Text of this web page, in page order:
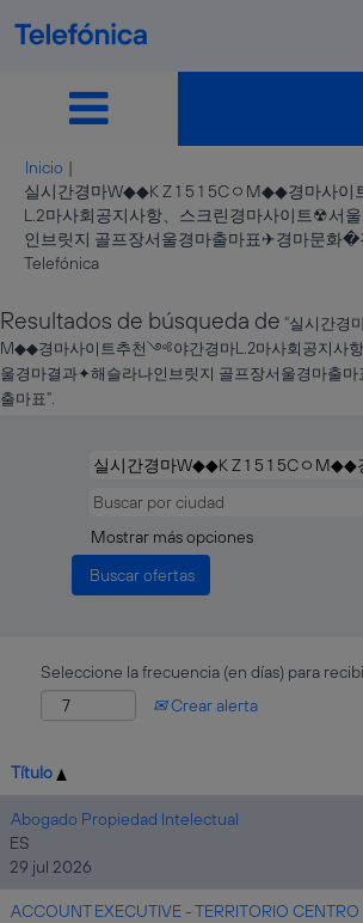
Inicio |
실시간경마W◆◆K Z 1 5 1 5CㅇM◆◆경마사
L.2마사회공지사항、스크린경마사이트☢서
인브릿지 골프장서울경마출마표✈경마문화�
Telefónica(página
Resultados de búsqueda de "실시간경
M◆◆경마사이트추천༺야간경마L.2마사회공지사
울경마결과✦해슬라나인브릿지 골프장서울경마출
출마표".
Mostrar más opciones
Seleccione la frecuencia (en días) para
Crear alerta
Título
Abogado Propiedad Intelectual
ES
29 jul 2026
ACCOUNT EXECUTIVE - TERRITORIO CENTRO